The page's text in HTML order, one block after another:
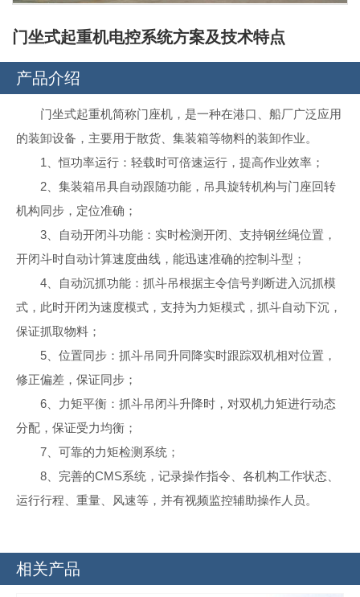
门坐式起重机电控系统方案及技术特点
产品介绍
门坐式起重机简称门座机，是一种在港口、船厂广泛应用
的装卸设备，主要用于散货、集装箱等物料的装卸作业。
1、恒功率运行：轻载时可倍速运行，提高作业效率；
2、集装箱吊具自动跟随功能，吊具旋转机构与门座回转
机构同步，定位准确；
3、自动开闭斗功能：实时检测开闭、支持钢丝绳位置，
开闭斗时自动计算速度曲线，能迅速准确的控制斗型；
4、自动沉抓功能：抓斗吊根据主令信号判断进入沉抓模
式，此时开闭为速度模式，支持为力矩模式，抓斗自动下沉，
保证抓取物料；
5、位置同步：抓斗吊同升同降实时跟踪双机相对位置，
修正偏差，保证同步；
6、力矩平衡：抓斗吊闭斗升降时，对双机力矩进行动态
分配，保证受力均衡；
7、可靠的力矩检测系统；
8、完善的CMS系统，记录操作指令、各机构工作状态、
运行行程、重量、风速等，并有视频监控辅助操作人员。
相关产品